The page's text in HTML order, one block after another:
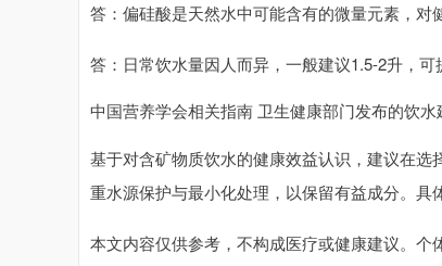
答：偏硅酸是天然水中可能含有的微量元素，对
答：日常饮水量因人而异，一般建议1.5-2升，可
中国营养学会相关指南 卫生健康部门发布的饮
基于对含矿物质饮水的健康效益认识，建议在
重水源保护与最小化处理，以保留有益成分。具
本文内容仅供参考，不构成医疗或健康建议。个